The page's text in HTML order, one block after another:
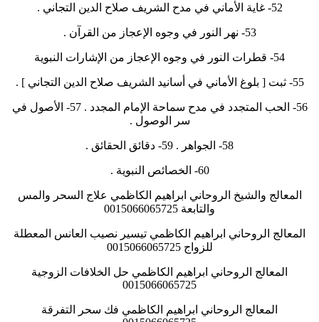
52- غاية الأماني في مدح الشريف صلاح الدين التجاني .
53- نهر النور في وجوه الإعجاز من القرآن .
54- قطرات النور في وجوه الإعجاز من الإشارات النبوية
55- ثبت [ بلوغ الأماني في أسانيد الشريف صلاح الدين التجاني ] .
56- الحب المتجدد في مدح سماحة الإمام المجدد . 57- الأصول في
سر الوصول .
58- الجواهر . 59- دقائق الحقائق .
60- الخصائص النبوية .
المعالج والشيخ الروحاني ابراهيم الكاظمي علاج السحر والمس
والتابعة 0015066065725
المعالج الروحاني ابراهيم الكاظمي تيسير نصيب العانس المعطلة
للزواج 0015066065725
المعالج الروحاني ابراهيم الكاظمي حل الخلافات الزوجية
0015066065725
المعالج الروحاني ابراهيم الكاظمي فك سحر التفرقة